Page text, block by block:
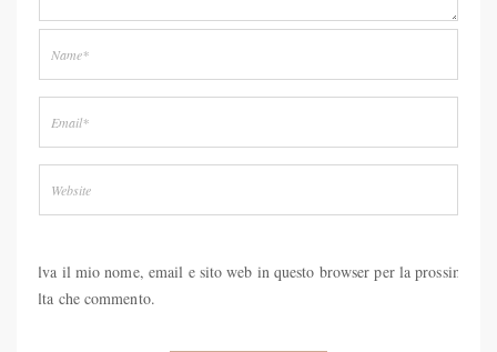
Salva il mio nome, email e sito web in questo browser per la prossima
volta che commento.